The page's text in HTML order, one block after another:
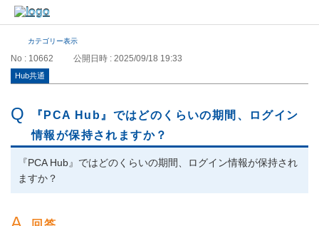
カテゴリー表示
No : 10662 公開日時 : 2025/09/18 19:33
Hub共通
『PCA Hub』ではどのくらいの期間、ログイン
情報が保持されますか？
『PCA Hub』ではどのくらいの期間、ログイン情報が保持され
ますか？